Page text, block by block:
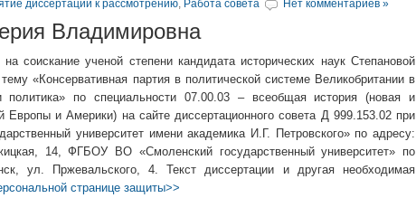
диссертаций к рассмотрению, Работа совета Нет комментариев »
Владимировна
соискание ученой степени кандидата исторических наук Степановой
«Консервативная партия в политической системе Великобритании в
политика» по специальности 07.00.03 – всеобщая история (новая и
Европы и Америки) на сайте диссертационного совета Д 999.153.02 при
университет имени академика И.Г. Петровского» по адресу:
14, ФГБОУ ВО «Смоленский государственный университет» по
ул. Пржевальского, 4. Текст диссертации и другая необходимая
странице защиты>>